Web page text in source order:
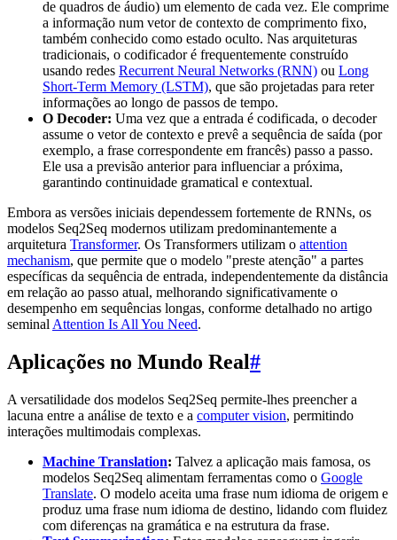
de quadros de áudio) um elemento de cada vez. Ele comprime
a informação num vetor de contexto de comprimento fixo,
também conhecido como estado oculto. Nas arquiteturas
tradicionais, o codificador é frequentemente construído
usando redes Recurrent Neural Networks (RNN) ou Long
Short-Term Memory (LSTM), que são projetadas para reter
informações ao longo de passos de tempo.
O Decoder: Uma vez que a entrada é codificada, o decoder
assume o vetor de contexto e prevê a sequência de saída (por
exemplo, a frase correspondente em francês) passo a passo.
Ele usa a previsão anterior para influenciar a próxima,
garantindo continuidade gramatical e contextual.
Embora as versões iniciais dependessem fortemente de RNNs, os
modelos Seq2Seq modernos utilizam predominantemente a
arquitetura Transformer. Os Transformers utilizam o attention
mechanism, que permite que o modelo "preste atenção" a partes
específicas da sequência de entrada, independentemente da distância
em relação ao passo atual, melhorando significativamente o
desempenho em sequências longas, conforme detalhado no artigo
seminal Attention Is All You Need.
Aplicações no Mundo Real#
A versatilidade dos modelos Seq2Seq permite-lhes preencher a
lacuna entre a análise de texto e a computer vision, permitindo
interações multimodais complexas.
Machine Translation: Talvez a aplicação mais famosa, os
modelos Seq2Seq alimentam ferramentas como o Google
Translate. O modelo aceita uma frase num idioma de origem e
produz uma frase num idioma de destino, lidando com fluidez
com diferenças na gramática e na estrutura da frase.